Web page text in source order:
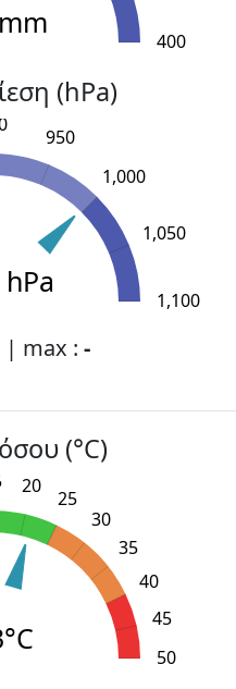
400
(hPa)
950
1,000
1,050
1,100
| max : -
(°C)
20
25
30
35
40
45
50